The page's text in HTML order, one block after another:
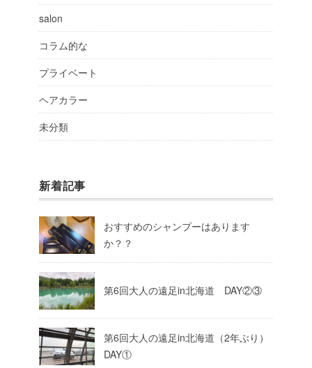
salon
コラム的な
プライベート
ヘアカラー
未分類
新着記事
おすすめのシャンプーはあります
か？？
第6回大人の遠足in北海道 DAY②③
第6回大人の遠足in北海道（2年ぶり）
DAY①